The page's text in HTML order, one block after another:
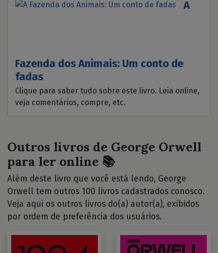
A
Fazenda dos Animais: Um conto de
fadas
Clique para saber tudo sobre este livro. Leia online,
veja comentários, compre, etc.
Outros livros de George Orwell
para ler online 📚
Além deste livro que você está lendo, George
Orwell tem outros 100 livros cadastrados conosco.
Veja aqui os outros livros do(a) autor(a), exibidos
por ordem de preferência dos usuários.